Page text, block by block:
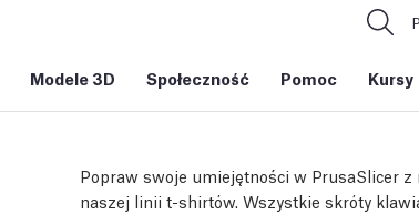
Modele 3D Społeczność Pomoc Kursy
Popraw swoje umiejętności w PrusaSlicer z
naszej linii t-shirtów. Wszystkie skróty